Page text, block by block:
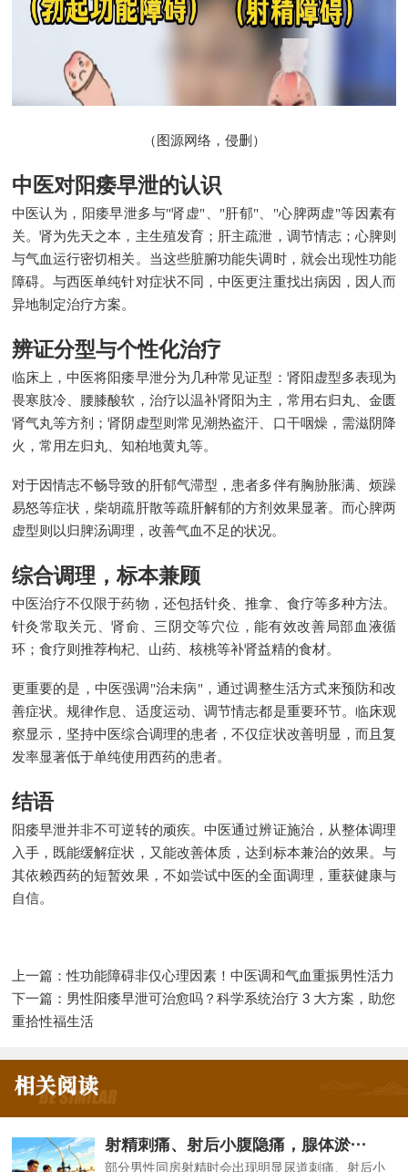
（图源网络，侵删）
中医对阳痿早泄的认识
中医认为，阳痿早泄多与"肾虚"、"肝郁"、"心脾两虚"等因素有
关。肾为先天之本，主生殖发育；肝主疏泄，调节情志；心脾则
与气血运行密切相关。当这些脏腑功能失调时，就会出现性功能
障碍。与西医单纯针对症状不同，中医更注重找出病因，因人而
异地制定治疗方案。
辨证分型与个性化治疗
临床上，中医将阳痿早泄分为几种常见证型：肾阳虚型多表现为
畏寒肢冷、腰膝酸软，治疗以温补肾阳为主，常用右归丸、金匮
肾气丸等方剂；肾阴虚型则常见潮热盗汗、口干咽燥，需滋阴降
火，常用左归丸、知柏地黄丸等。
对于因情志不畅导致的肝郁气滞型，患者多伴有胸胁胀满、烦躁
易怒等症状，柴胡疏肝散等疏肝解郁的方剂效果显著。而心脾两
虚型则以归脾汤调理，改善气血不足的状况。
综合调理，标本兼顾
中医治疗不仅限于药物，还包括针灸、推拿、食疗等多种方法。
针灸常取关元、肾俞、三阴交等穴位，能有效改善局部血液循
环；食疗则推荐枸杞、山药、核桃等补肾益精的食材。
更重要的是，中医强调"治未病"，通过调整生活方式来预防和改
善症状。规律作息、适度运动、调节情志都是重要环节。临床观
察显示，坚持中医综合调理的患者，不仅症状改善明显，而且复
发率显著低于单纯使用西药的患者。
结语
阳痿早泄并非不可逆转的顽疾。中医通过辨证施治，从整体调理
入手，既能缓解症状，又能改善体质，达到标本兼治的效果。与
其依赖西药的短暂效果，不如尝试中医的全面调理，重获健康与
自信。
上一篇：性功能障碍非仅心理因素！中医调和气血重振男性活力
下一篇： 男性阳痿早泄可治愈吗？科学系统治疗 3 大方案，助您
重拾性福生活
射精刺痛、射后小腹隐痛，腺体淤···
部分男性同房射精时会出现明显尿道刺痛、射后小